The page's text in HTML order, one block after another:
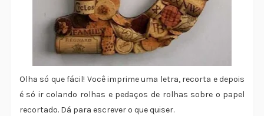
Olha só que fácil! Você imprime uma letra, recorta e depois
é só ir colando rolhas e pedaços de rolhas sobre o papel
recortado. Dá para escrever o que quiser.